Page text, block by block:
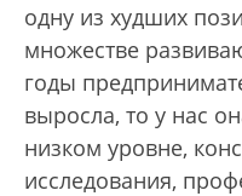
одну из худших
множестве
годы
выросла, то у нас
низком уровне,
исследования,